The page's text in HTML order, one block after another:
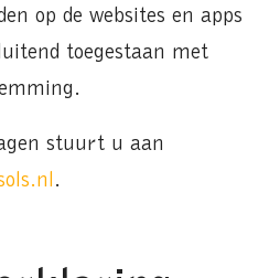
op de websites en apps
toegestaan met
stuurt u aan
.